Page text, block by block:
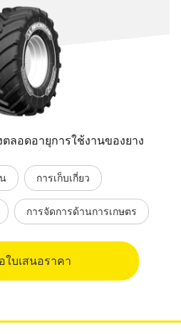
ลอดอายุการใช้งานของยาง
การเก็บเกี่ยว
การจัดการด้านการเกษตร
ใบเสนอราคา